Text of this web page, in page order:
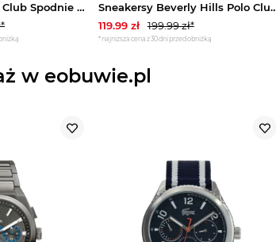
Beverly Hills Polo Club Spodnie dresowe M6340B Biały Regular Fit
Sneakersy Beverly Hills Polo
119.99zł 199.99zł*
*najniższa cena z 30 dni przed obniżką
w eobuwie.pl